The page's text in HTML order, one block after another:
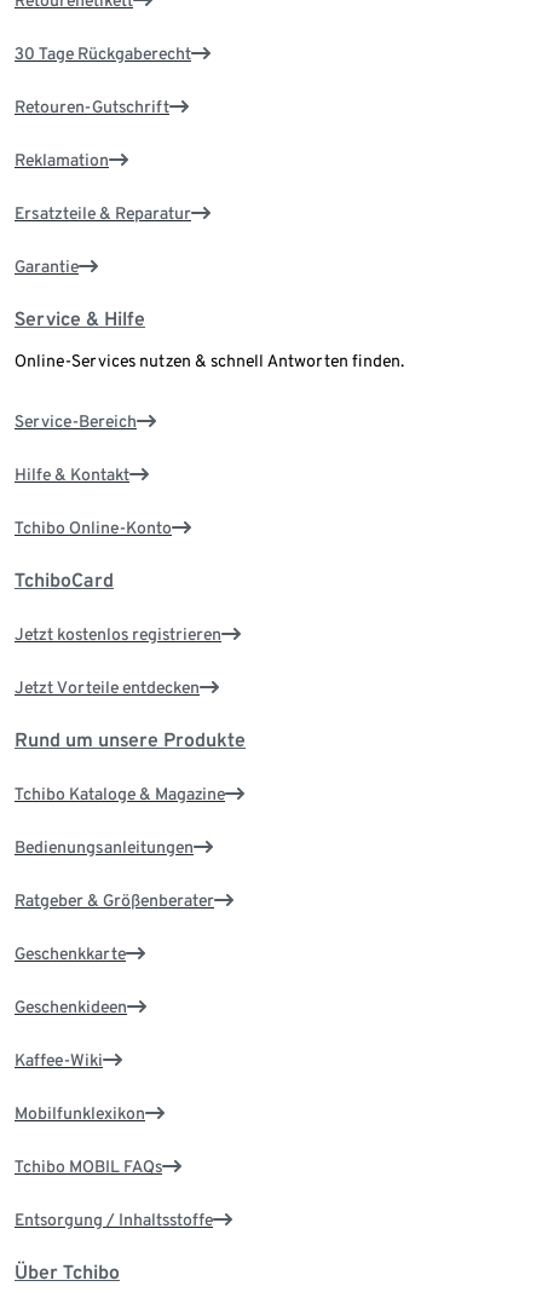
30 Tage Rückgaberecht
Retouren-Gutschrift
Reklamation
Ersatzteile & Reparatur
Garantie
Service & Hilfe
Online-Services nutzen & schnell Antworten finden.
Service-Bereich
Hilfe & Kontakt
Tchibo Online-Konto
TchiboCard
Jetzt kostenlos registrieren
Jetzt Vorteile entdecken
Rund um unsere Produkte
Tchibo Kataloge & Magazine
Bedienungsanleitungen
Ratgeber & Größenberater
Geschenkkarte
Geschenkideen
Kaffee-Wiki
Mobilfunklexikon
Tchibo MOBIL FAQs
Entsorgung / Inhaltsstoffe
Über Tchibo